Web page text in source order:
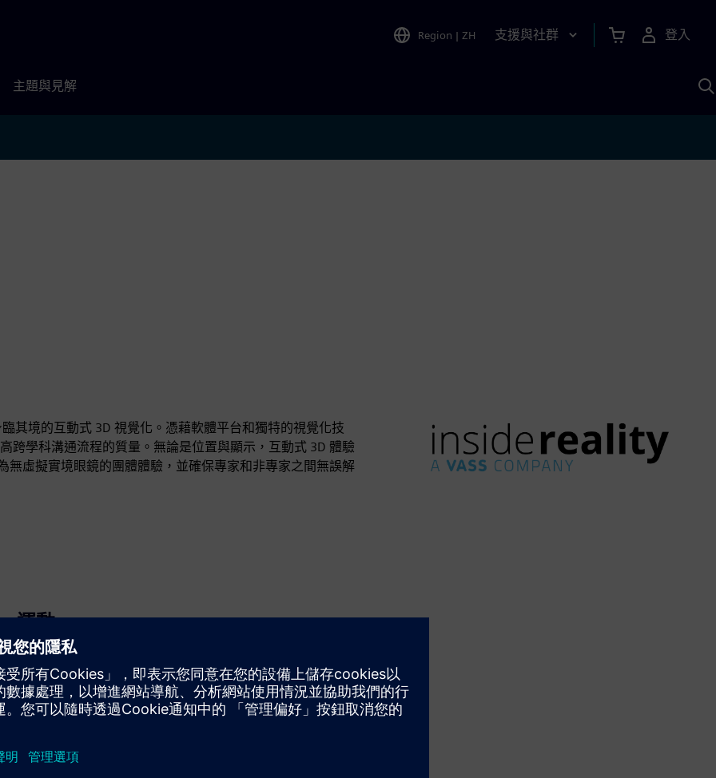
Region | ZH 支援與社群 登入
主題與見解
其境的互動式 3D 視覺化。憑藉軟體平台和獨特的視覺化技
跨學科溝通流程的質量。無論是位置與顯示，互動式 3D 體驗
虛擬實境眼鏡的團體體驗，並確保專家和非專家之間無誤解
運動
Build
透過建立新產品來擴展或建置西門子 Xcelerator 產品／解
決方案，或透過整合西門子 Xcelerator 產品和自有產品建
立全新客戶解決方案